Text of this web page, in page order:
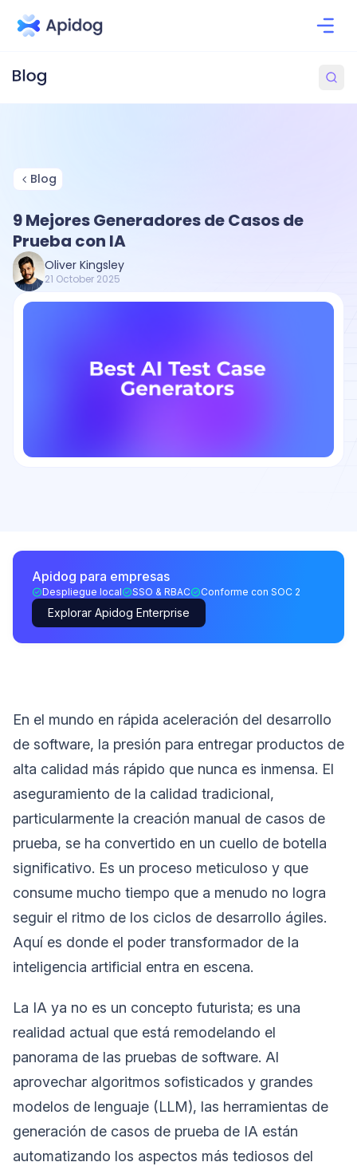
Blog
9 Mejores Generadores de Casos de
Prueba con IA
Oliver Kingsley
21 October 2025
Apidog para empresas
Despliegue local SSO & RBAC Conforme con SOC 2
Explorar Apidog Enterprise
En el mundo en rápida aceleración del desarrollo
de software, la presión para entregar productos de
alta calidad más rápido que nunca es inmensa. El
aseguramiento de la calidad tradicional,
particularmente la creación manual de casos de
prueba, se ha convertido en un cuello de botella
significativo. Es un proceso meticuloso y que
consume mucho tiempo que a menudo no logra
seguir el ritmo de los ciclos de desarrollo ágiles.
Aquí es donde el poder transformador de la
inteligencia artificial entra en escena.
La IA ya no es un concepto futurista; es una
realidad actual que está remodelando el
panorama de las pruebas de software. Al
aprovechar algoritmos sofisticados y grandes
modelos de lenguaje (LLM), las herramientas de
generación de casos de prueba de IA están
automatizando los aspectos más tediosos del